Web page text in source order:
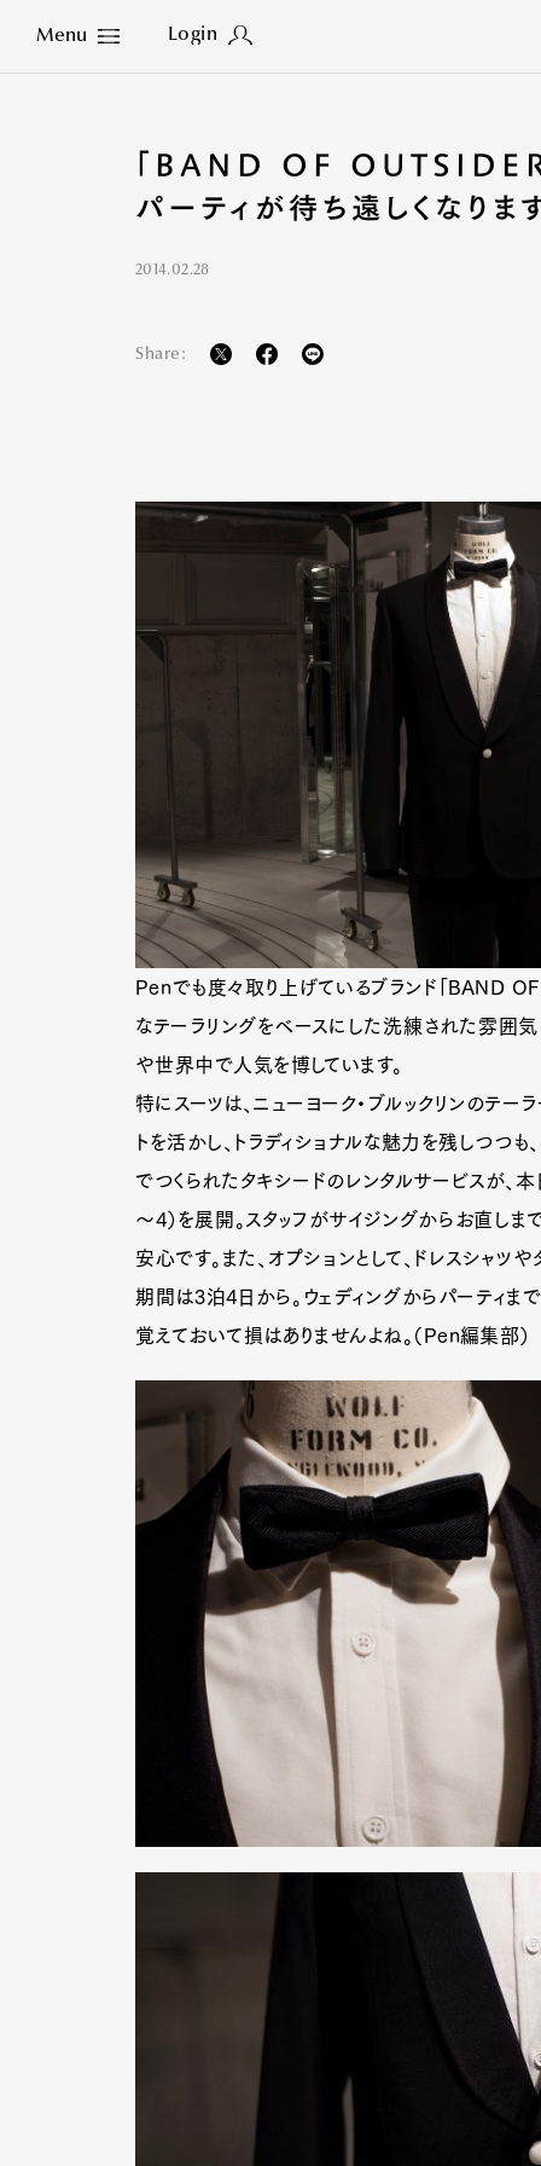
Menu Login
Close
「BAND OF
パーティが待ち遠しくなりま
2014.02.28
Share:
Penでも度々取り上げているブランド「BAND
なテーラリングをベースにした洗練された雰囲
や世界中で人気を博しています。
特にスーツは、ニューヨーク・ブルックリンのテー
トを活かし、トラディショナルな魅力を残しつつ
でつくられたタキシードのレンタルサービスが、
～4）を展開。スタッフがサイジングからお直し
安心です。また、オプションとして、ドレスシャツ
期間は3泊4日から。ウェディングからパーティま
覚えておいて損はありませんよね。（Pen編集部）